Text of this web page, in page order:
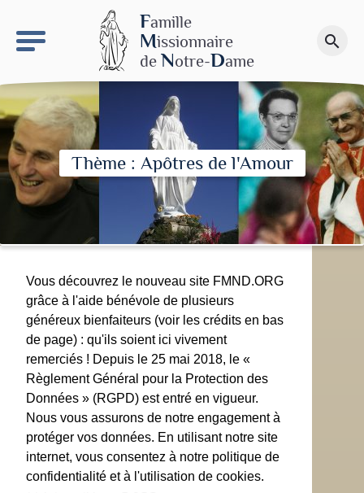
Famille
Missionnaire
de Notre-Dame
search
Faire un don
Thème : Apôtres de l'Amour
Vous découvrez le nouveau site FMND.ORG
grâce à l'aide bénévole de plusieurs
généreux bienfaiteurs (voir les crédits en bas
de page) : qu'ils soient ici vivement
remerciés ! Depuis le 25 mai 2018, le «
Règlement Général pour la Protection des
Données » (RGPD) est entré en vigueur.
Nous vous assurons de notre engagement à
protéger vos données. En utilisant notre site
internet, vous consentez à notre politique de
confidentialité et à l'utilisation de cookies.